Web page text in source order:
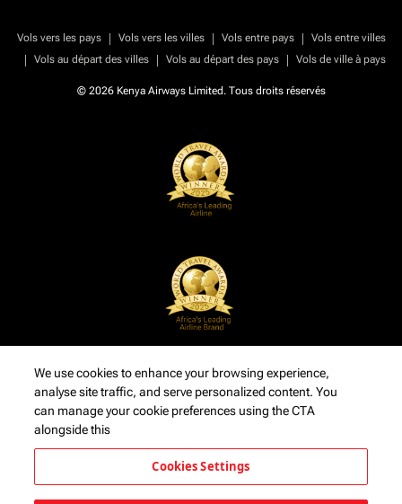
Vols vers les pays | Vols vers les villes | Vols entre pays |
Vols entre villes
|
Vols au départ des villes | Vols au départ des pays | Vols de ville à pays
© 2026 Kenya Airways Limited. Tous droits réservés
We use cookies to enhance your browsing experience,
analyse site traffic, and serve personalized content. You
can manage your cookie preferences using the CTA
alongside this
Cookies Settings